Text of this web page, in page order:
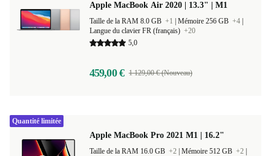
Apple MacBook Air 2020 | 13.3" | M1
Taille de la RAM 8.0 GB +1 Mémoire 256 GB +4
Langue du clavier FR (français) +20
5,0
459,00 € 1 129,00 € (Nouveau)
Apple MacBook Pro 2021 M1 | 16.2"
Taille de la RAM 16.0 GB +2 Mémoire 512 GB +2
Quantité limitée